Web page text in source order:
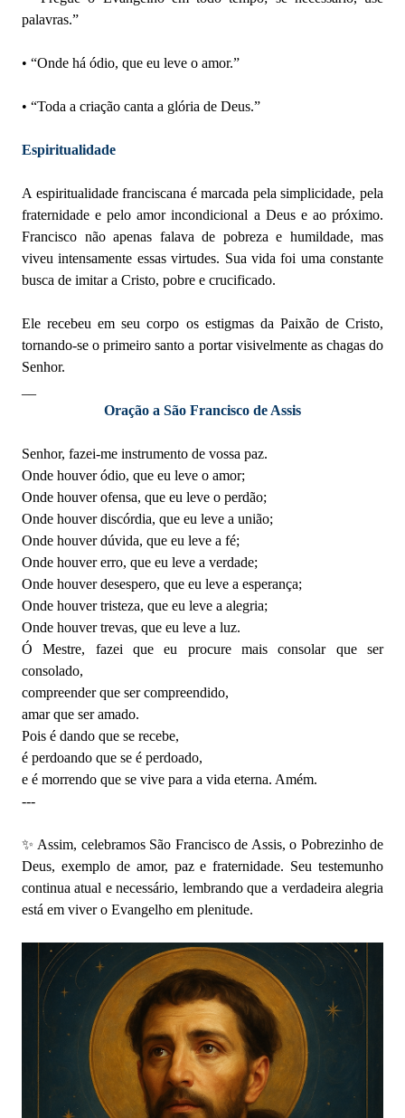
palavras.”
• “Onde há ódio, que eu leve o amor.”
• “Toda a criação canta a glória de Deus.”
Espiritualidade
A espiritualidade franciscana é marcada pela simplicidade, pela
fraternidade e pelo amor incondicional a Deus e ao próximo.
Francisco não apenas falava de pobreza e humildade, mas
viveu intensamente essas virtudes. Sua vida foi uma constante
busca de imitar a Cristo, pobre e crucificado.
Ele recebeu em seu corpo os estigmas da Paixão de Cristo,
tornando-se o primeiro santo a portar visivelmente as chagas do
Senhor.
Oração a São Francisco de Assis
Senhor, fazei-me instrumento de vossa paz.
Onde houver ódio, que eu leve o amor;
Onde houver ofensa, que eu leve o perdão;
Onde houver discórdia, que eu leve a união;
Onde houver dúvida, que eu leve a fé;
Onde houver erro, que eu leve a verdade;
Onde houver desespero, que eu leve a esperança;
Onde houver tristeza, que eu leve a alegria;
Onde houver trevas, que eu leve a luz.
Ó Mestre, fazei que eu procure mais consolar que ser
consolado,
compreender que ser compreendido,
amar que ser amado.
Pois é dando que se recebe,
é perdoando que se é perdoado,
e é morrendo que se vive para a vida eterna. Amém.
---
✨ Assim, celebramos São Francisco de Assis, o Pobrezinho de
Deus, exemplo de amor, paz e fraternidade. Seu testemunho
continua atual e necessário, lembrando que a verdadeira alegria
está em viver o Evangelho em plenitude.